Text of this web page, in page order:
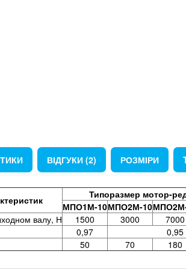
ВІДГУКИ (2) РОЗМІРИ
Типоразмер мотор-
МПО1М-10МПО2М-10
валу, Н
1500 3000 7000
0,97
0,95
50 70 180